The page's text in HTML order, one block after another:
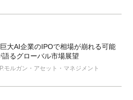
大AI企業のIPOで相場が崩れる可能
るグローバル市場展望
モルガン・アセット・マネジメント